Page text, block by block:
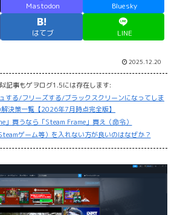
Mastodon Bluesky
はてブ LINE
2025.12.20
記事もゲヲログ1.5には存在します:
する/フリーズする/ブラックスクリーンになってしま
決策一覧【2026年7月時点完全版】
」買うなら「Steam Frame」買え（命令）
ゲーム等）を入れない方が良いのはなぜか？